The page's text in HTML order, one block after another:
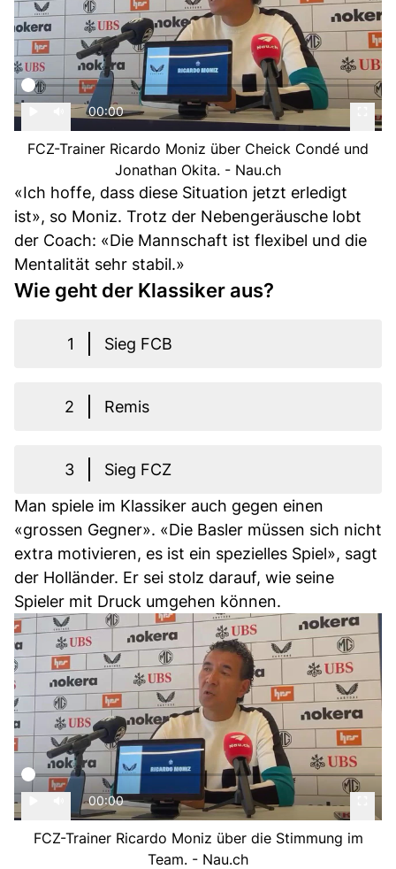
00:00
FCZ-Trainer Ricardo Moniz über Cheick Condé und
Jonathan Okita. - Nau.ch
«Ich hoffe, dass diese Situation jetzt erledigt
ist», so Moniz. Trotz der Nebengeräusche lobt
der Coach: «Die Mannschaft ist flexibel und die
Mentalität sehr stabil.»
Wie geht der Klassiker aus?
1 Sieg FCB
2 Remis
3
Sieg FCZ
Man spiele im Klassiker auch gegen einen
«grossen Gegner». «Die Basler müssen sich nicht
extra motivieren, es ist ein spezielles Spiel», sagt
der Holländer. Er sei stolz darauf, wie seine
Spieler mit Druck umgehen können.
00:00
FCZ-Trainer Ricardo Moniz über die Stimmung im
Team. - Nau.ch